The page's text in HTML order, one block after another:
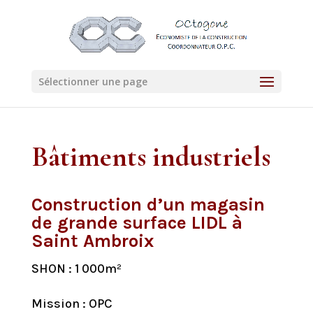
Sélectionner une page
Bâtiments industriels
Construction d’un magasin
de grande surface LIDL à
Saint Ambroix
SHON : 1 000m²
Mission : OPC